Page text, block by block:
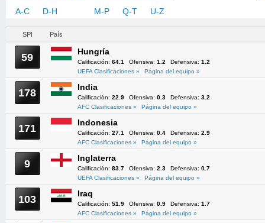
A-C D-H M-P Q-T U-Z
SPI País
59 Hungría
Calificación: 64.1 Ofensiva: 1.2 Defensiva: 1.2
UEFA Clasificaciones »
Página del equipo »
178 India
Calificación: 22.9 Ofensiva: 0.3 Defensiva: 3.2
AFC Clasificaciones »
Página del equipo »
171 Indonesia
Calificación: 27.1 Ofensiva: 0.4 Defensiva: 2.9
AFC Clasificaciones »
Página del equipo »
9 Inglaterra
Calificación: 83.7 Ofensiva: 2.3 Defensiva: 0.7
UEFA Clasificaciones »
Página del equipo »
103 Iraq
Calificación: 51.9 Ofensiva: 0.9 Defensiva: 1.7
AFC Clasificaciones »
Página del equipo »